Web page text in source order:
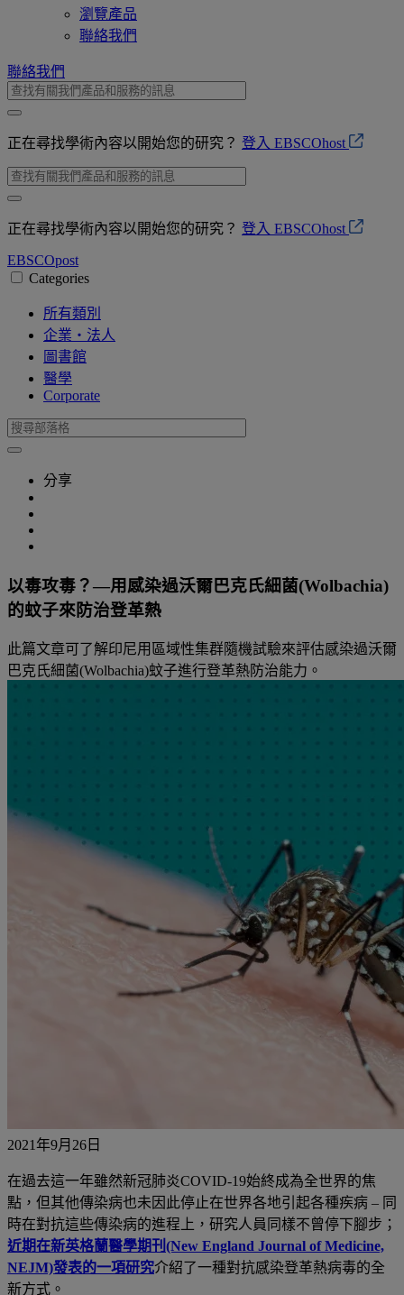
瀏覽產品
聯絡我們
聯絡我們
正在尋找學術內容以開始您的研究？ 登入 EBSCOhost
正在尋找學術內容以開始您的研究？ 登入 EBSCOhost
EBSCOpost
Categories
所有類別
企業・法人
圖書館
醫學
Corporate
分享
以毒攻毒？—用感染過沃爾巴克氏細菌(Wolbachia)
的蚊子來防治登革熱
此篇文章可了解印尼用區域性集群隨機試驗來評估感染過沃爾
巴克氏細菌(Wolbachia)蚊子進行登革熱防治能力。
2021年9月26日
在過去這一年雖然新冠肺炎COVID-19始終成為全世界的焦
點 ， 但其他傳染病也未因此停止在世界各地引起各種疾病 – 同
時在對抗這些傳染病的進程上， 研究人員同樣不曾停下腳步 ；
近期在新英格蘭醫學期刊(New England Journal of Medicine,
NEJM)發表的一項研究介紹了一種對抗感染登革熱病毒的全
新方式。